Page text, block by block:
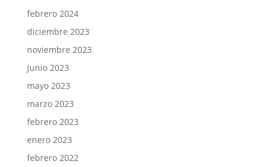
febrero 2024
diciembre 2023
noviembre 2023
junio 2023
mayo 2023
marzo 2023
febrero 2023
enero 2023
febrero 2022